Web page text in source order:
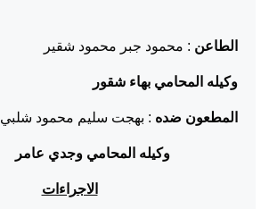
الطاعن : محمود جبر محمود شقير
وكيله المحامي بهاء شقور
المطعون ضده : بهجت سليم محمود شلبي
وكيله المحامي وجدي عامر
الاجراءات